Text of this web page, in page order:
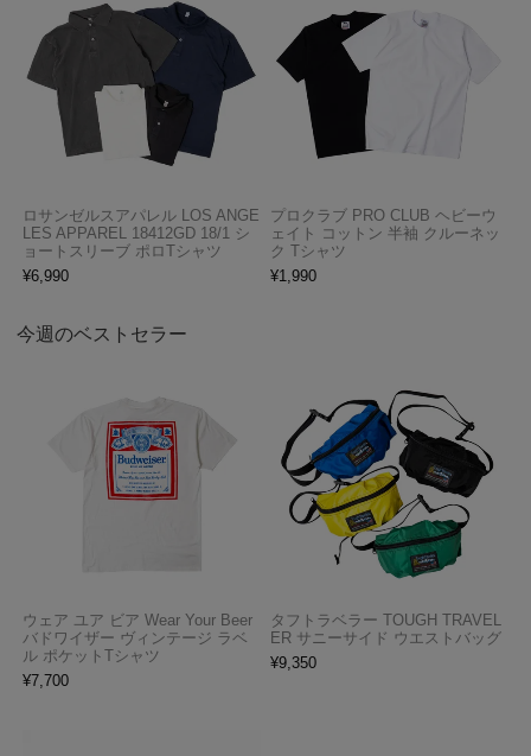
ロサンゼルスアパレル LOS ANGE
LES APPAREL 18412GD 18/1 シ
ョートスリーブ ポロTシャツ
¥6,990
プロクラブ PRO CLUB ヘビーウ
ェイト コットン 半袖 クルーネッ
ク Tシャツ
¥1,990
今週のベストセラー
ウェア ユア ビア Wear Your Beer
バドワイザー ヴィンテージ ラベ
ル ポケットTシャツ
¥7,700
タフトラベラー TOUGH TRAVEL
ER サニーサイド ウエストバッグ
¥9,350